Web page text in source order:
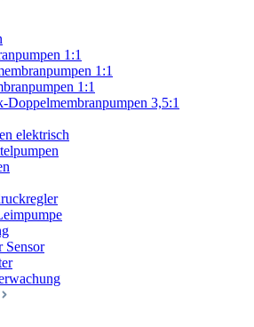
1:1
1:1
1:1
3,5:1
elektrisch
Sensor